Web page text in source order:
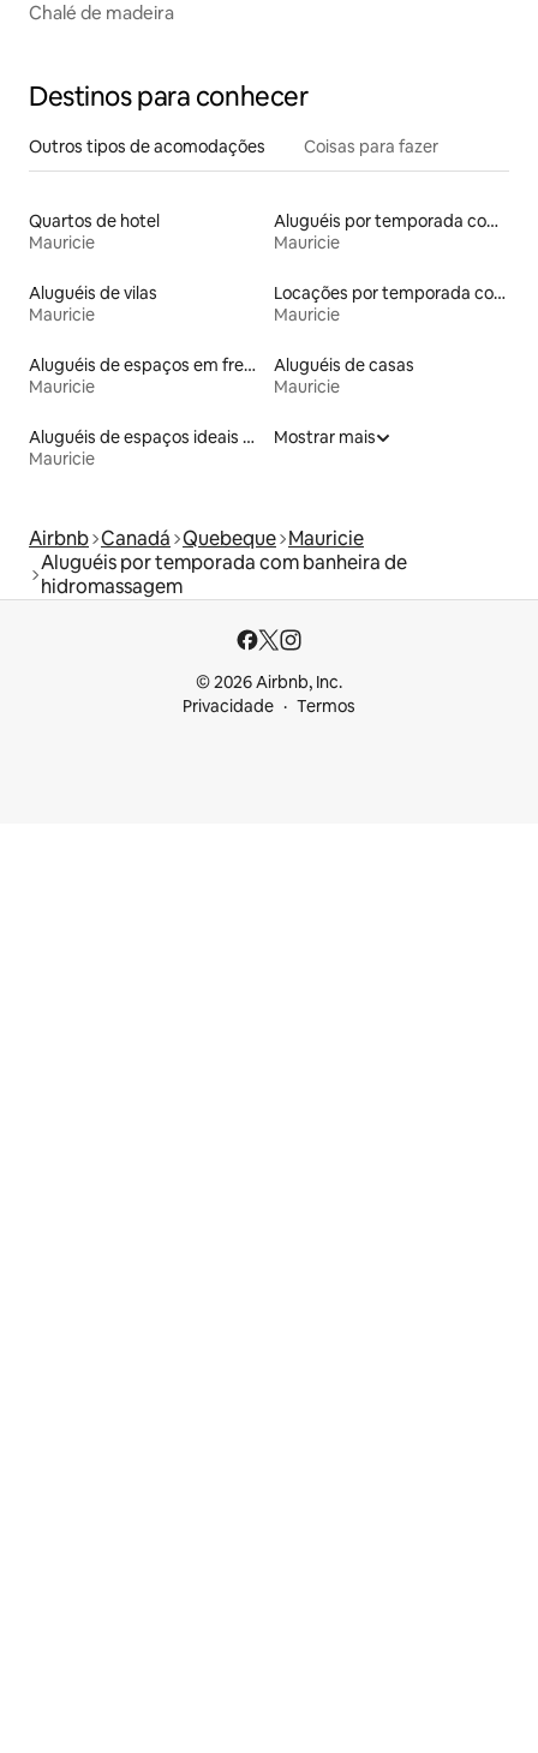
Chalé de madeira
Destinos para conhecer
Outros tipos de acomodações Coisas para fazer
Quartos de hotel
Mauricie
Aluguéis por temporada com caiaque
Mauricie
Aluguéis de vilas
Mauricie
Locações por temporada com piscina
Mauricie
Aluguéis de espaços em frente à praia
Mauricie
Aluguéis de casas
Mauricie
Aluguéis de espaços ideais para famílias
Mauricie
Mostrar mais
Airbnb Canadá Quebeque Mauricie
Aluguéis por temporada com banheira de
hidromassagem
© 2026 Airbnb, Inc.
Privacidade
Termos